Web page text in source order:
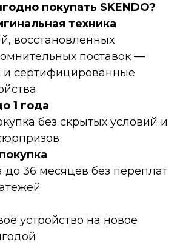
пoкупать SKENDO?
техникa
восcтановленных
поставок —
и сертифицированные
1 года
без скрытых условий и
до 36 месяцев без переплат
устройство на новое